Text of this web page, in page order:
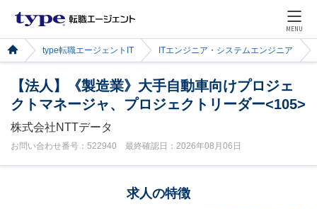
MENU
type転職エージェントIT ITエンジニア・システムエンジニア
【法人】《製造業》大手自動車向けプロジェ
クトマネージャ、プロジェクトリーダー<105>
株式会社NTTデータ
お問い合わせ番号：522940 最終確認日：2026年08月06日
求人の特徴